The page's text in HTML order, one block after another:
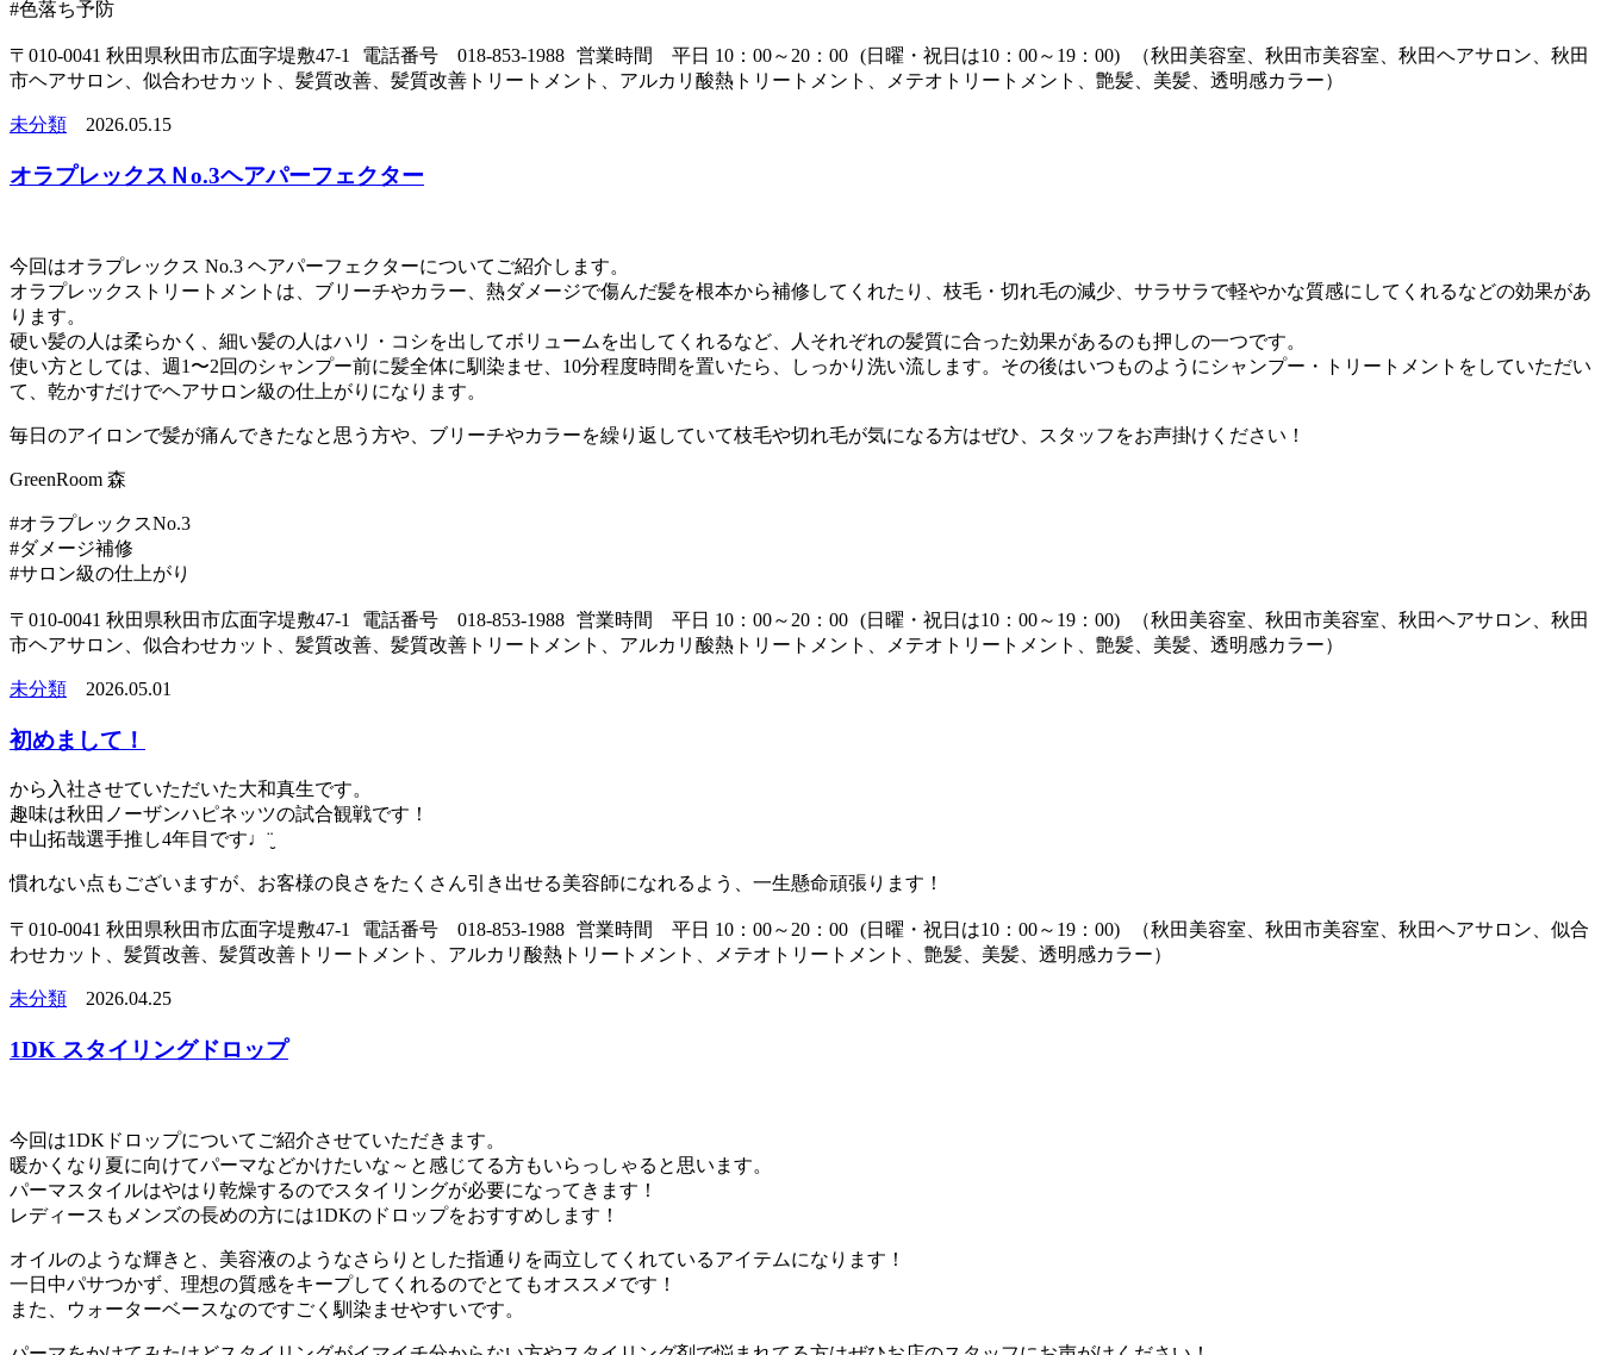
#色落ち予防
〒010-0041 秋田県秋田市広面字堤敷47-1 電話番号 018-853-1988 営業時間 平日 10：00～20：00 (日曜・祝日は10：00～19：00) （秋田美容室、秋田市美容室、秋田ヘアサロン、秋田
市ヘアサロン、似合わせカット、髪質改善、髪質改善トリートメント、アルカリ酸熱トリートメント、メテオトリートメント、艶髪、美髪、透明感カラー）
未分類 2026.05.15
オラプレックスＮo.3ヘアパーフェクター
今回はオラプレックス No.3 ヘアパーフェクターについてご紹介します。
オラプレックストリートメントは、ブリーチやカラー、熱ダメージで傷んだ髪を根本から補修してくれたり、枝毛・切れ毛の減少、サラサラで軽やかな質感にしてくれるなどの効果があ
ります。
硬い髪の人は柔らかく、細い髪の人はハリ・コシを出してボリュームを出してくれるなど、人それぞれの髪質に合った効果があるのも押しの一つです。
使い方としては、週1〜2回のシャンプー前に髪全体に馴染ませ、10分程度時間を置いたら、しっかり洗い流します。その後はいつものようにシャンプー・トリートメントをしていただい
て、乾かすだけでヘアサロン級の仕上がりになります。
毎日のアイロンで髪が痛んできたなと思う方や、ブリーチやカラーを繰り返していて枝毛や切れ毛が気になる方はぜひ、スタッフをお声掛けください！
GreenRoom 森
#オラプレックスNo.3
#ダメージ補修
#サロン級の仕上がり
〒010-0041 秋田県秋田市広面字堤敷47-1 電話番号 018-853-1988 営業時間 平日 10：00～20：00 (日曜・祝日は10：00～19：00) （秋田美容室、秋田市美容室、秋田ヘアサロン、秋田
市ヘアサロン、似合わせカット、髪質改善、髪質改善トリートメント、アルカリ酸熱トリートメント、メテオトリートメント、艶髪、美髪、透明感カラー）
未分類 2026.05.01
初めまして！
から入社させていただいた大和真生です。
趣味は秋田ノーザンハピネッツの試合観戦です！
中山拓哉選手推し4年目です♩¨̮
慣れない点もございますが、お客様の良さをたくさん引き出せる美容師になれるよう、一生懸命頑張ります！
〒010-0041 秋田県秋田市広面字堤敷47-1 電話番号 018-853-1988 営業時間 平日 10：00～20：00 (日曜・祝日は10：00～19：00) （秋田美容室、秋田市美容室、秋田ヘアサロン、似合
わせカット、髪質改善、髪質改善トリートメント、アルカリ酸熱トリートメント、メテオトリートメント、艶髪、美髪、透明感カラー）
未分類 2026.04.25
1DK スタイリングドロップ
今回は1DKドロップについてご紹介させていただきます。
暖かくなり夏に向けてパーマなどかけたいな～と感じてる方もいらっしゃると思います。
パーマスタイルはやはり乾燥するのでスタイリングが必要になってきます！
レディースもメンズの長めの方には1DKのドロップをおすすめします！
オイルのような輝きと、美容液のようなさらりとした指通りを両立してくれているアイテムになります！
一日中パサつかず、理想の質感をキープしてくれるのでとてもオススメです！
また、ウォーターベースなのですごく馴染ませやすいです。